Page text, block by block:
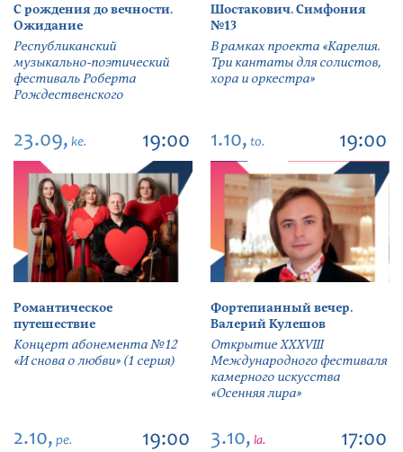
С рождения до вечности.
Ожидание
Республиканский
музыкально-поэтический
фестиваль Роберта
Рождественского
Шостакович. Симфония
№13
В рамках проекта «Карелия.
Три кантаты для солистов,
хора и оркестра»
23.09, ke. 19:00
Романтическое
путешествие
Концерт абонемента №12
«И снова о любви» (1 серия)
1.10, to. 19:00
Фортепианный вечер.
Валерий Кулешов
Открытие ХХХVIII
Международного фестиваля
камерного искусства
«Осенняя лира»
2.10, pe. 19:00 3.10, la. 17:00